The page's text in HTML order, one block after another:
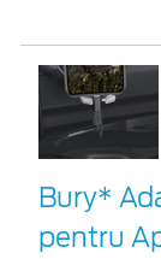
Bury*
pentru